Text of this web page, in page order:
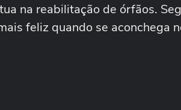
na reabilitação de órfãos.
feliz quando se aconchega